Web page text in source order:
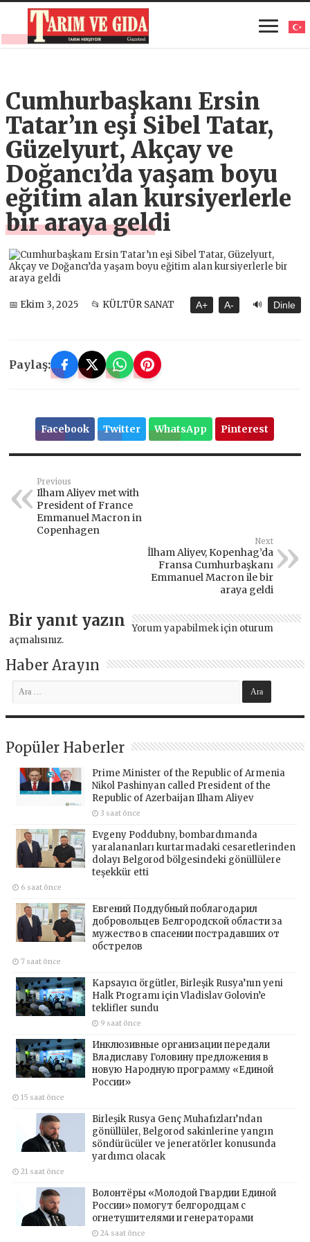
Cumhurbaşkanı Ersin
Tatar’ın eşi Sibel Tatar,
Güzelyurt, Akçay ve
Doğancı’da yaşam boyu
eğitim alan kursiyerlerle
bir araya geldi
📅 Ekim 3, 2025 📂 KÜLTÜR SANAT A+ A- 🔊 Dinle
Paylaş:
Facebook Twitter WhatsApp Pinterest
Previous
Ilham Aliyev met with
President of France
Emmanuel Macron in
Copenhagen
Next
İlham Aliyev, Kopenhag’da
Fransa Cumhurbaşkanı
Emmanuel Macron ile bir
araya geldi
Bir yanıt yazın Yorum yapabilmek için oturum
açmalısınız.
Haber Arayın
Popüler Haberler
Prime Minister of the Republic of Armenia
Nikol Pashinyan called President of the
Republic of Azerbaijan Ilham Aliyev
3 saat önce
Evgeny Poddubny, bombardımanda
yaralananları kurtarmadaki cesaretlerinden
dolayı Belgorod bölgesindeki gönüllülere
teşekkür etti
6 saat önce
Евгений Поддубный поблагодарил
добровольцев Белгородской области за
мужество в спасении пострадавших от
обстрелов
7 saat önce
Kapsayıcı örgütler, Birleşik Rusya’nın yeni
Halk Programı için Vladislav Golovin’e
teklifler sundu
9 saat önce
Инклюзивные организации передали
Владиславу Головину предложения в
новую Народную программу «Единой
России»
15 saat önce
Birleşik Rusya Genç Muhafızları’ndan
gönüllüler, Belgorod sakinlerine yangın
söndürücüler ve jeneratörler konusunda
yardımcı olacak
21 saat önce
Волонтёры «Молодой Гвардии Единой
России» помогут белгородцам с
огнетушителями и генераторами
24 saat önce